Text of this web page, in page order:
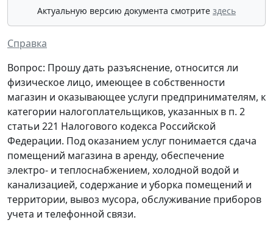
Актуальную версию документа смотрите здесь
Справка
Вопрос: Прошу дать разъяснение, относится ли
физическое лицо, имеющее в собственности
магазин и оказывающее услуги предпринимателям, к
категории налогоплательщиков, указанных в п. 2
статьи 221 Налогового кодекса Российской
Федерации. Под оказанием услуг понимается сдача
помещений магазина в аренду, обеспечение
электро- и теплоснабжением, холодной водой и
канализацией, содержание и уборка помещений и
территории, вывоз мусора, обслуживание приборов
учета и телефонной связи.